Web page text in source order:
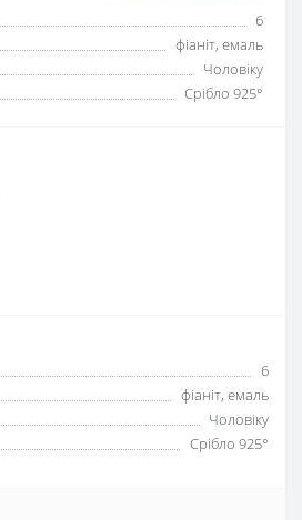
6
фіаніт, емаль
Чоловіку
Срібло 925°
6
фіаніт, емаль
Чоловіку
Срібло 925°